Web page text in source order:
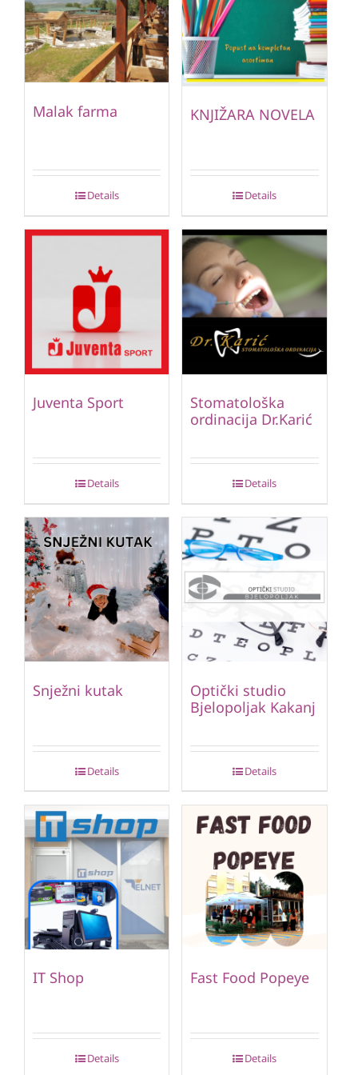
Malak farma
Details
KNJIŽARA NOVELA
Details
Juventa Sport
Details
Stomatološka
ordinacija Dr.Karić
Details
Snježni kutak
Details
Optički studio
Bjelopoljak Kakanj
Details
IT Shop
Details
Fast Food Popeye
Details